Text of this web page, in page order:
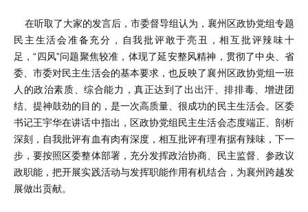
在听取了大家的发言后，市委督导组认为，襄州区政协党组专题
民主生活会准备充分，自我批评敢于亮丑，相互批评辣味十
足，“四风”问题聚焦较准，体现了延安整风精神，贯彻了中央、省
委、市委对民主生活会的基本要求，也反映了襄州区政协党组一班
人的政治素质、综合能力，真正达到了出出汗、排排毒、增进团
结、提神鼓劲的目的，是一次高质量、很成功的民主生活会。区委
书记王宇华在讲话中指出，区政协党组民主生活会态度端正、剖析
深刻，自我批评有血有肉有深度，相互批评有理有据有辣味，下一
步，要按照区委整体部署，充分发挥政治协商、民主监督、参政议
政职能，把开展实践活动与发挥职能作用有机结合，为襄州跨越发
展做出贡献。